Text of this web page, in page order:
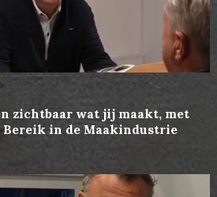
zichtbaar wat jij maakt, met
in de Maakindustrie